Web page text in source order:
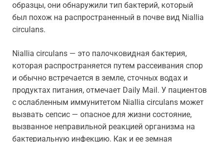
образцы, они обнаружили тип бактерий, который
был похож на распространенный в почве вид Niallia
circulans.
Niallia circulans — это палочковидная бактерия,
которая распространяется путем рассеивания спор
и обычно встречается в земле, сточных водах и
продуктах питания, отмечает Daily Mail. У пациентов
с ослабленным иммунитетом Niallia circulans может
вызвать сепсис — опасное для жизни состояние,
вызванное неправильной реакцией организма на
бактериальную инфекцию. Как и ее земная